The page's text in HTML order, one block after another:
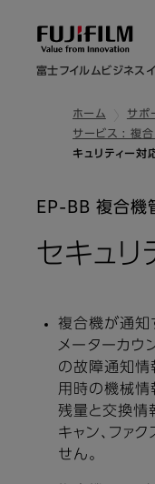
富士フイルムビジネス
ホーム サポ
サービス : 複
キュリティー対
EP-BB 複合機
セキュリ
複合機が通知
メーターカウ
の故障通知情
用時の機械情
残量と交換情
キャン、ファ
せん。